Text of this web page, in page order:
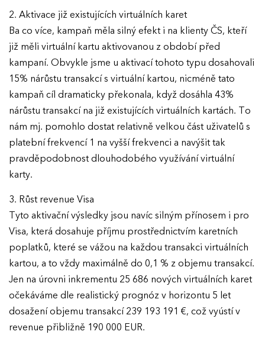
2. Aktivace již existujících virtuálních karet
Ba co více, kampaň měla silný efekt i na klienty ČS, kteří
již měli virtuální kartu aktivovanou z období před
kampaní. Obvykle jsme u aktivací tohoto typu dosahovali
15% nárůstu transakcí s virtuální kartou, nicméně tato
kampaň cíl dramaticky překonala, když dosáhla 43%
nárůstu transakcí na již existujících virtuálních kartách. To
nám mj. pomohlo dostat relativně velkou část uživatelů s
platební frekvencí 1 na vyšší frekvenci a navýšit tak
pravděpodobnost dlouhodobého využívání virtuální
karty.
3. Růst revenue Visa
Tyto aktivační výsledky jsou navíc silným přínosem i pro
Visa, která dosahuje příjmu prostřednictvím karetních
poplatků, které se vážou na každou transakci virtuálních
kartou, a to vždy maximálně do 0,1 % z objemu transakcí.
Jen na úrovni inkrementu 25 686 nových virtuálních karet
očekáváme dle realistický prognóz v horizontu 5 let
dosažení objemu transakcí 239 193 191 €, což vyústí v
revenue přibližně 190 000 EUR.